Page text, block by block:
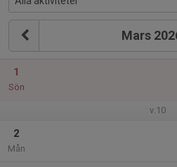
Mars
1
Sön
v.10
2
Mån